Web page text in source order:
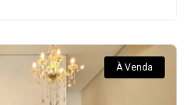
À Venda